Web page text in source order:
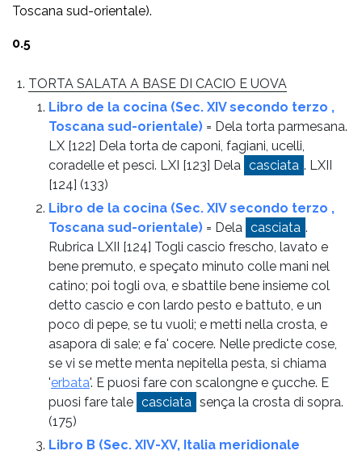
Toscana sud-orientale).
0.5
TORTA SALATA A BASE DI CACIO E UOVA
Libro de la cocina (Sec. XIV secondo terzo ,
Toscana sud-orientale) = Dela torta parmesana.
LX [122] Dela torta de caponi, fagiani, ucelli,
coradelle et pesci. LXI [123] Dela casciata . LXII
[124] (133)
Libro de la cocina (Sec. XIV secondo terzo ,
Toscana sud-orientale) = Dela casciata .
Rubrica LXII [124] Togli cascio frescho, lavato e
bene premuto, e speçato minuto colle mani nel
catino; poi togli ova, e sbattile bene insieme col
detto cascio e con lardo pesto e battuto, e un
poco di pepe, se tu vuoli; e metti nella crosta, e
asapora di sale; e fa' cocere. Nelle predicte cose,
se vi se mette menta nepitella pesta, si chiama
'erbata'. E puosi fare con scalongne e çucche. E
puosi fare tale casciata sença la crosta di sopra.
(175)
Libro B (Sec. XIV-XV, Italia meridionale